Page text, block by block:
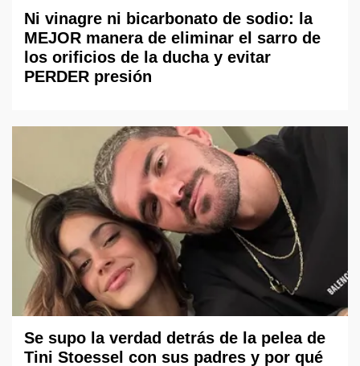
Ni vinagre ni bicarbonato de sodio: la
MEJOR manera de eliminar el sarro de
los orificios de la ducha y evitar
PERDER presión
Se supo la verdad detrás de la pelea de
Tini Stoessel con sus padres y por qué